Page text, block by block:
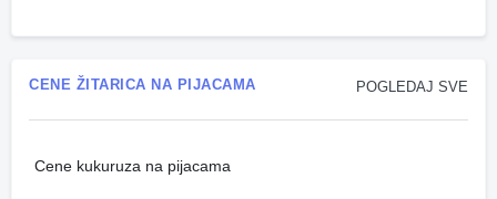
POGLEDAJ SVE
CENE ŽITARICA NA PIJACAMA
Cene kukuruza na pijacama